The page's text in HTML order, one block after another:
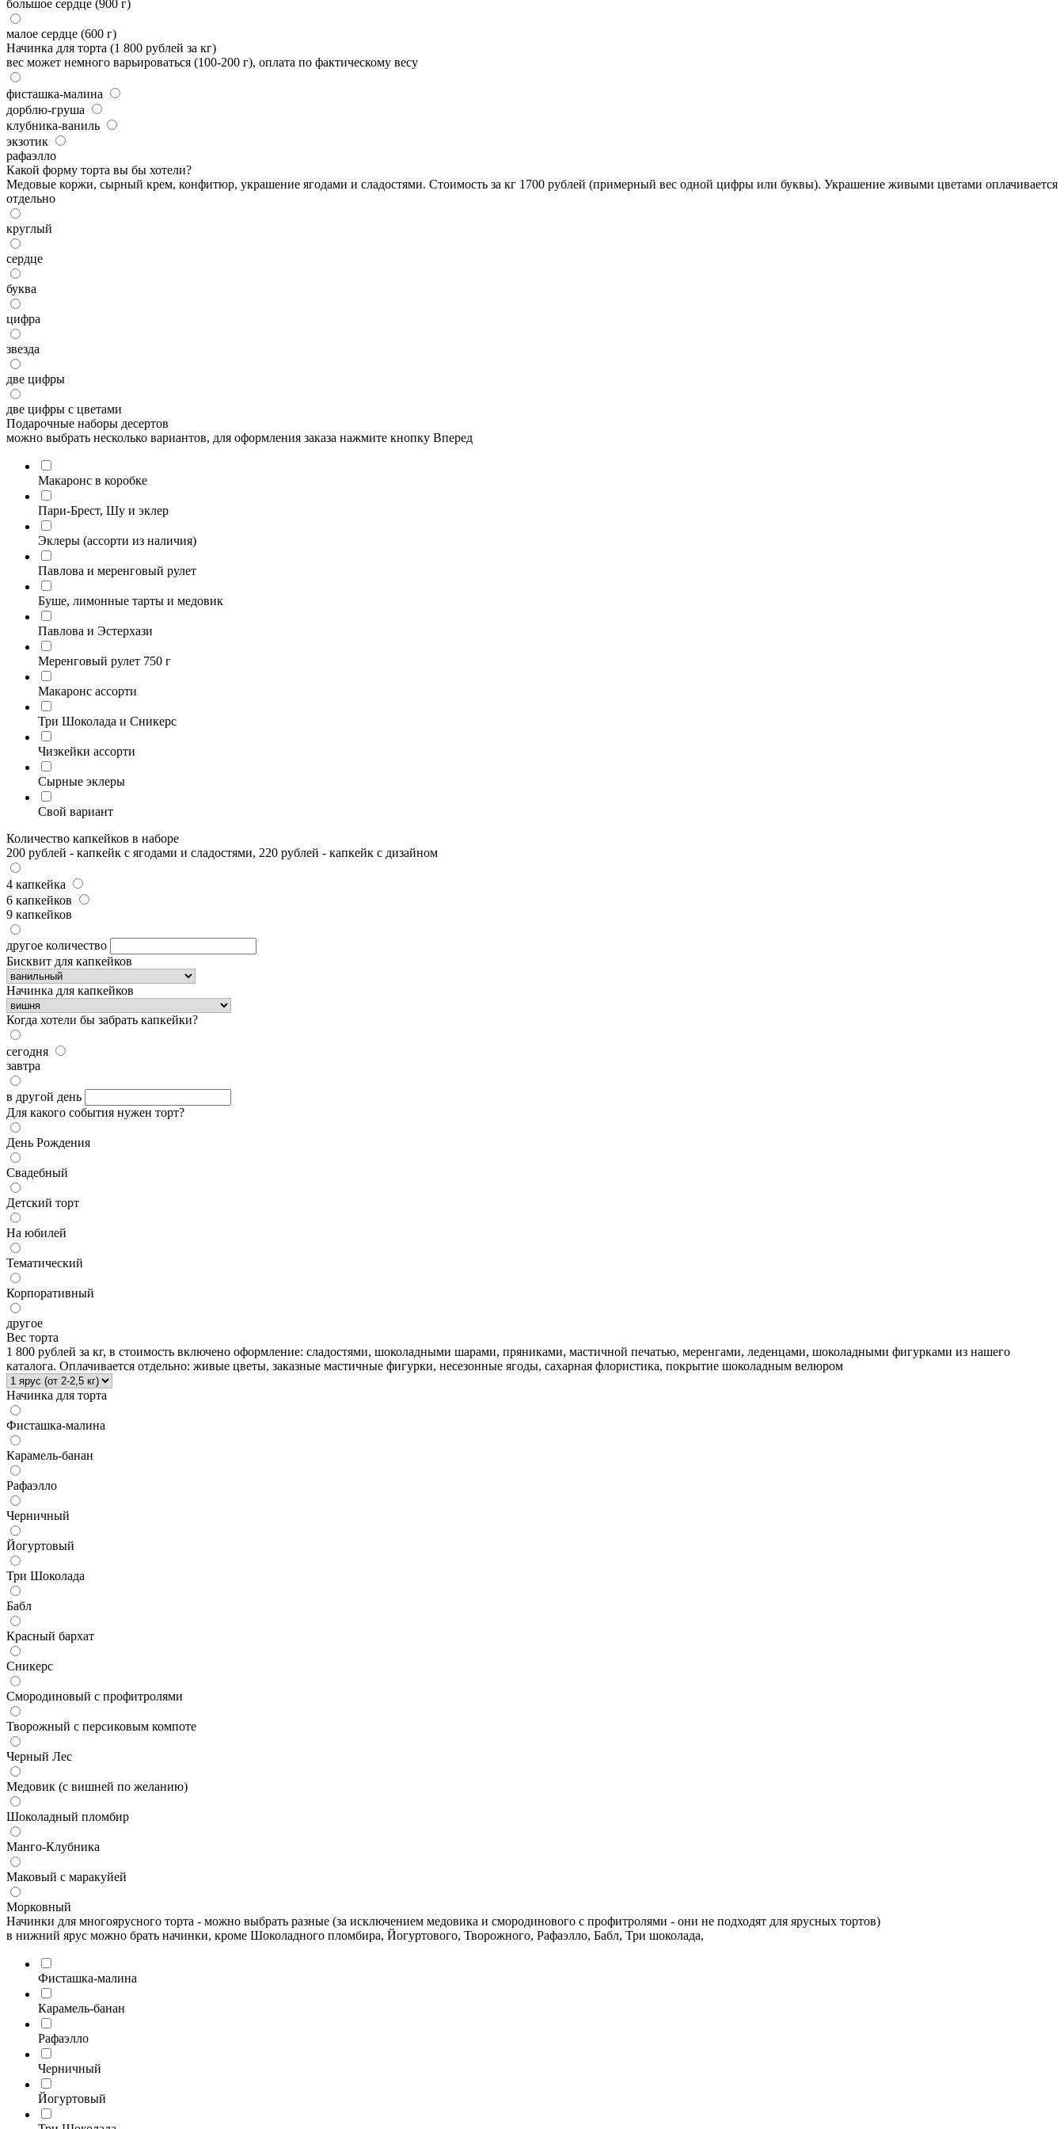
большое сердце (900 г)
малое сердце (600 г)
Начинка для торта (1 800 рублей за кг)
вес может немного варьироваться (100-200 г), оплата по фактическому весу
фисташка-малина
дорблю-груша
клубника-ваниль
экзотик
рафаэлло
Какой форму торта вы бы хотели?
Медовые коржи, сырный крем, конфитюр, украшение ягодами и сладостями. Стоимость за кг 1700 рублей (примерный вес одной цифры или буквы). Украшение живыми цветами оплачивается
отдельно
круглый
сердце
буква
цифра
звезда
две цифры
две цифры с цветами
Подарочные наборы десертов
можно выбрать несколько вариантов, для оформления заказа нажмите кнопку Вперед
Макаронс в коробке
Пари-Брест, Шу и эклер
Эклеры (ассорти из наличия)
Павлова и меренговый рулет
Буше, лимонные тарты и медовик
Павлова и Эстерхази
Меренговый рулет 750 г
Макаронс ассорти
Три Шоколада и Сникерс
Чизкейки ассорти
Сырные эклеры
Свой вариант
Количество капкейков в наборе
200 рублей - капкейк с ягодами и сладостями, 220 рублей - капкейк с дизайном
4 капкейка
6 капкейков
9 капкейков
другое количество
Бисквит для капкейков
Начинка для капкейков
Когда хотели бы забрать капкейки?
сегодня
завтра
в другой день
Для какого события нужен торт?
День Рождения
Свадебный
Детский торт
На юбилей
Тематический
Корпоративный
другое
Вес торта
1 800 рублей за кг, в стоимость включено оформление: сладостями, шоколадными шарами, пряниками, мастичной печатью, меренгами, леденцами, шоколадными фигурками из нашего
каталога. Оплачивается отдельно: живые цветы, заказные мастичные фигурки, несезонные ягоды, сахарная флористика, покрытие шоколадным велюром
Начинка для торта
Фисташка-малина
Карамель-банан
Рафаэлло
Черничный
Йогуртовый
Три Шоколада
Бабл
Красный бархат
Сникерс
Смородиновый с профитролями
Творожный с персиковым компоте
Черный Лес
Медовик (с вишней по желанию)
Шоколадный пломбир
Манго-Клубника
Маковый с маракуйей
Морковный
Начинки для многоярусного торта - можно выбрать разные (за исключением медовика и смородинового с профитролями - они не подходят для ярусных тортов)
в нижний ярус можно брать начинки, кроме Шоколадного пломбира, Йогуртового, Творожного, Рафаэлло, Бабл, Три шоколада,
Фисташка-малина
Карамель-банан
Рафаэлло
Черничный
Йогуртовый